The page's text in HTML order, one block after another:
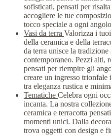
sofisticati, pensati per
accogliere le tue
tocco speciale a ogni
Vasi da terra Valorizza i
della ceramica e della
da terra unisce la
contemporaneo. Pezzi alti,
pensati per riempire gli
creare un ingresso
tra eleganza rustica e
Tematiche Celebra ogni
incanta. La nostra
ceramica e terracotta
momenti unici. Dalla
trova oggetti con design e